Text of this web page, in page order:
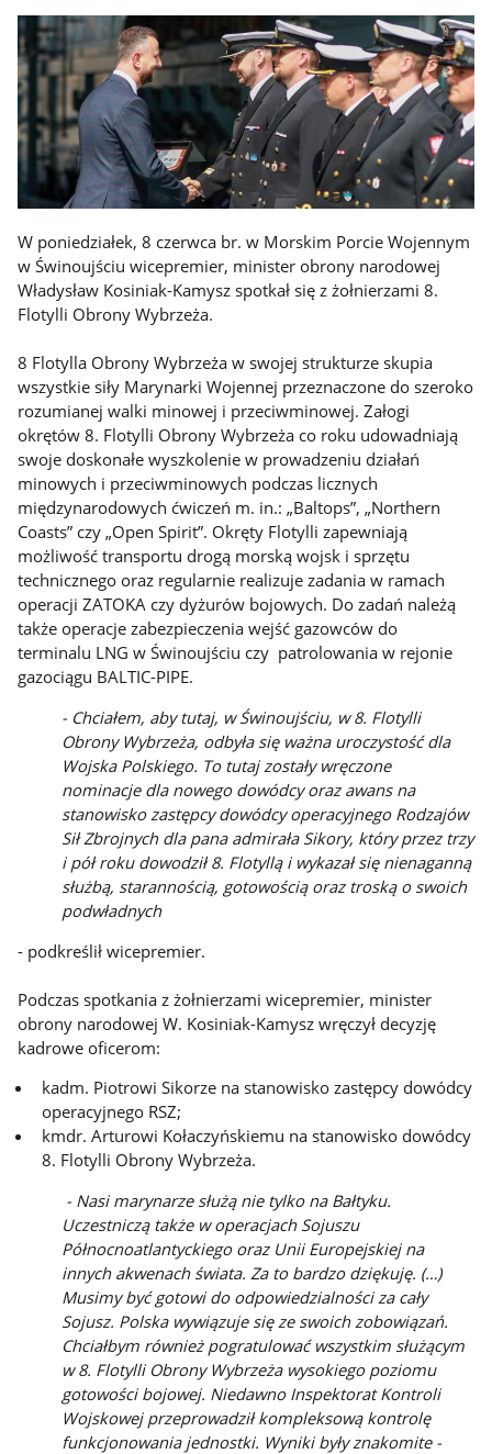
W poniedziałek, 8 czerwca br. w Morskim Porcie Wojennym
w Świnoujściu wicepremier, minister obrony narodowej
Władysław Kosiniak-Kamysz spotkał się z żołnierzami 8.
Flotylli Obrony Wybrzeża.
8 Flotylla Obrony Wybrzeża w swojej strukturze skupia
wszystkie siły Marynarki Wojennej przeznaczone do szeroko
rozumianej walki minowej i przeciwminowej. Załogi
okrętów 8. Flotylli Obrony Wybrzeża co roku udowadniają
swoje doskonałe wyszkolenie w prowadzeniu działań
minowych i przeciwminowych podczas licznych
międzynarodowych ćwiczeń m. in.: „Baltops”, „Northern
Coasts” czy „Open Spirit”. Okręty Flotylli zapewniają
możliwość transportu drogą morską wojsk i sprzętu
technicznego oraz regularnie realizuje zadania w ramach
operacji ZATOKA czy dyżurów bojowych. Do zadań należą
także operacje zabezpieczenia wejść gazowców do
terminalu LNG w Świnoujściu czy patrolowania w rejonie
gazociągu BALTIC-PIPE.
- Chciałem, aby tutaj, w Świnoujściu, w 8. Flotylli
Obrony Wybrzeża, odbyła się ważna uroczystość dla
Wojska Polskiego. To tutaj zostały wręczone
nominacje dla nowego dowódcy oraz awans na
stanowisko zastępcy dowódcy operacyjnego Rodzajów
Sił Zbrojnych dla pana admirała Sikory, który przez trzy
i pół roku dowodził 8. Flotyllą i wykazał się nienaganną
służbą, starannością, gotowością oraz troską o swoich
podwładnych
- podkreślił wicepremier.
Podczas spotkania z żołnierzami wicepremier, minister
obrony narodowej W. Kosiniak-Kamysz wręczył decyzję
kadrowe oficerom:
kadm. Piotrowi Sikorze na stanowisko zastępcy dowódcy
operacyjnego RSZ;
kmdr. Arturowi Kołaczyńskiemu na stanowisko dowódcy
8. Flotylli Obrony Wybrzeża.
- Nasi marynarze służą nie tylko na Bałtyku.
Uczestniczą także w operacjach Sojuszu
Północnoatlantyckiego oraz Unii Europejskiej na
innych akwenach świata. Za to bardzo dziękuję. (…)
Musimy być gotowi do odpowiedzialności za cały
Sojusz. Polska wywiązuje się ze swoich zobowiązań.
Chciałbym również pogratulować wszystkim służącym
w 8. Flotylli Obrony Wybrzeża wysokiego poziomu
gotowości bojowej. Niedawno Inspektorat Kontroli
Wojskowej przeprowadził kompleksową kontrolę
funkcjonowania jednostki. Wyniki były znakomite -